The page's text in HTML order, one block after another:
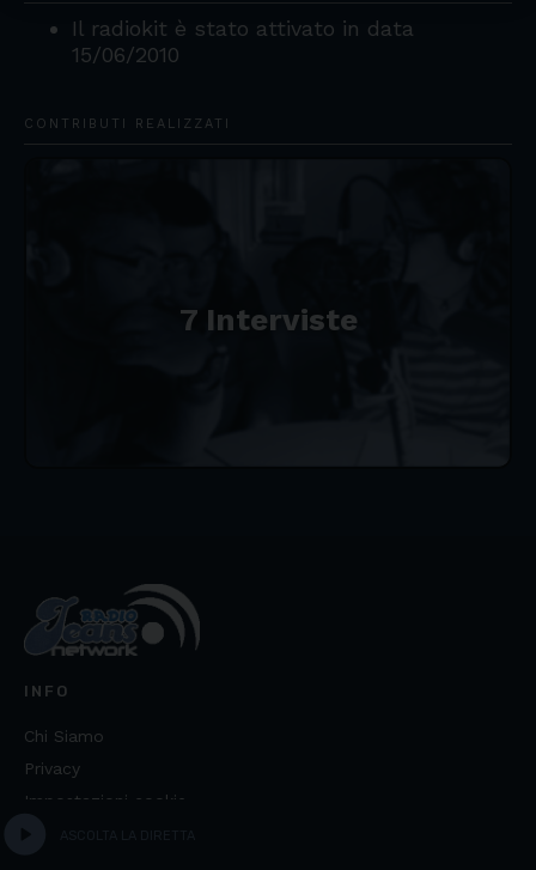
Il radiokit è stato attivato in data
15/06/2010
CONTRIBUTI REALIZZATI
7 Interviste
INFO
Chi Siamo
Privacy
Impostazioni cookie